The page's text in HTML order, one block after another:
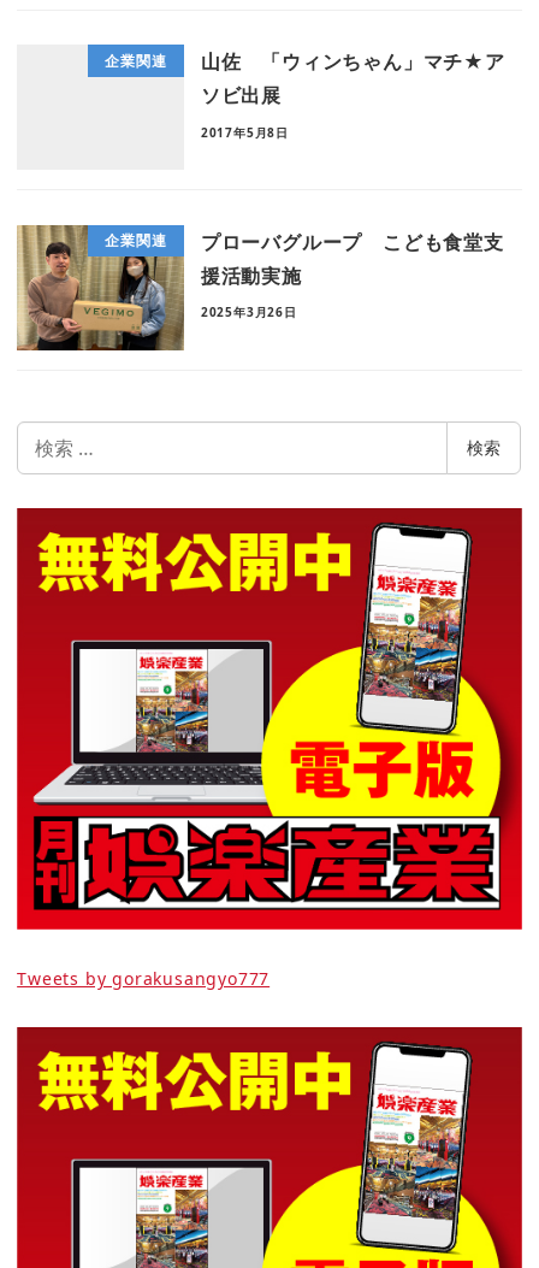
企業関連
山佐 「ウィンちゃん」マチ★ア
ソビ出展
2017年5月8日
企業関連
プローバグループ こども食堂支
援活動実施
2025年3月26日
索
検索
Tweets by gorakusangyo777